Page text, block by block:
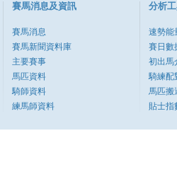
賽馬消息及資訊
賽馬消息
賽馬新聞資料庫
主要賽事
馬匹資料
騎師資料
練馬師資料
分析
速勢能
賽日數
初出馬
騎練配
馬匹搬
貼士指